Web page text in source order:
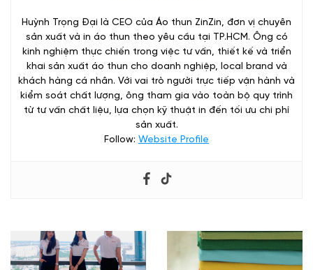
Huỳnh Trọng Đại là CEO của Áo thun ZinZin, đơn vị chuyên
sản xuất và in áo thun theo yêu cầu tại TP.HCM. Ông có
kinh nghiệm thực chiến trong việc tư vấn, thiết kế và triển
khai sản xuất áo thun cho doanh nghiệp, local brand và
khách hàng cá nhân. Với vai trò người trực tiếp vận hành và
kiểm soát chất lượng, ông tham gia vào toàn bộ quy trình
từ tư vấn chất liệu, lựa chọn kỹ thuật in đến tối ưu chi phí
sản xuất.
Follow: Website Profile